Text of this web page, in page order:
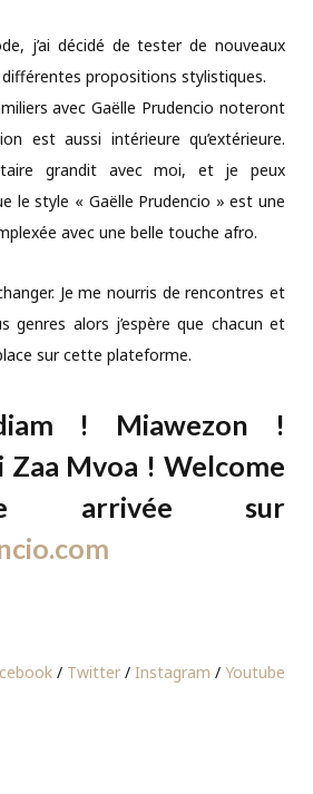
j’ai décidé de tester de nouveaux
propositions stylistiques.
avec Gaëlle Prudencio noteront
est aussi intérieure qu’extérieure.
grandit avec moi, et je peux
le style « Gaëlle Prudencio » est une
avec une belle touche afro.
Je me nourris de rencontres et
genres alors j’espère que chacun et
sur cette plateforme.
! Miawezon !
Mvoa ! Welcome
arrivée sur
/ Twitter / Instagram / Youtube